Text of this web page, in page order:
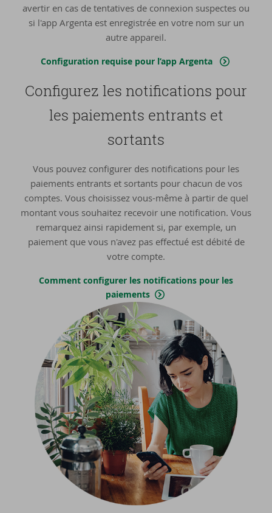
avertir en cas de tentatives de connexion suspectes ou
si l'app Argenta est enregistrée en votre nom sur un
autre appareil.
Configuration requise pour l’app Argenta
Confi­gu­rez les no­ti­fi­ca­tions pour
les paie­ments en­trants et
sor­tants
Vous pouvez configurer des notifications pour les
paiements entrants et sortants pour chacun de vos
comptes. Vous choisissez vous-même à partir de quel
montant vous souhaitez recevoir une notification. Vous
remarquez ainsi rapidement si, par exemple, un
paiement que vous n'avez pas effectué est débité de
votre compte.
Comment configurer les notifications pour les
paiements